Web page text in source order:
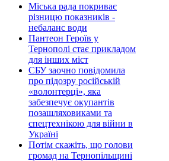
Міська рада покриває
різницю показників -
небаланс води
Пантеон Героїв у
Тернополі стає прикладом
для інших міст
СБУ заочно повідомила
про підозру російській
«волонтерці», яка
забезпечує окупантів
позашляховиками та
спецтехнікою для війни в
Україні
Потім скажіть, що голови
громад на Тернопільщині